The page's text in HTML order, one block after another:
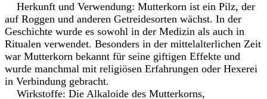
Herkunft und Verwendung: Mutterkorn ist ein Pilz, der
auf Roggen und anderen Getreidesorten wächst. In der
Geschichte wurde es sowohl in der Medizin als auch in
Ritualen verwendet. Besonders in der mittelalterlichen Zeit
war Mutterkorn bekannt für seine giftigen Effekte und
wurde manchmal mit religiösen Erfahrungen oder Hexerei
in Verbindung gebracht.
Wirkstoffe: Die Alkaloide des Mutterkorns,